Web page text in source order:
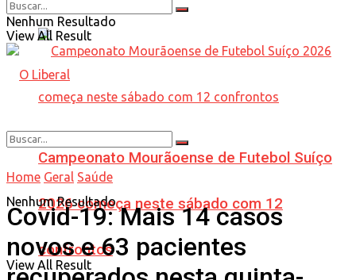
Campeonato Mourãoense de Futebol Suíço
2026 começa neste sábado com 12
confrontos
Nenhum Resultado
View All Result
Nenhum Resultado
View All Result
Home Geral Saúde
Covid-19: Mais 14 casos
novos e 63 pacientes